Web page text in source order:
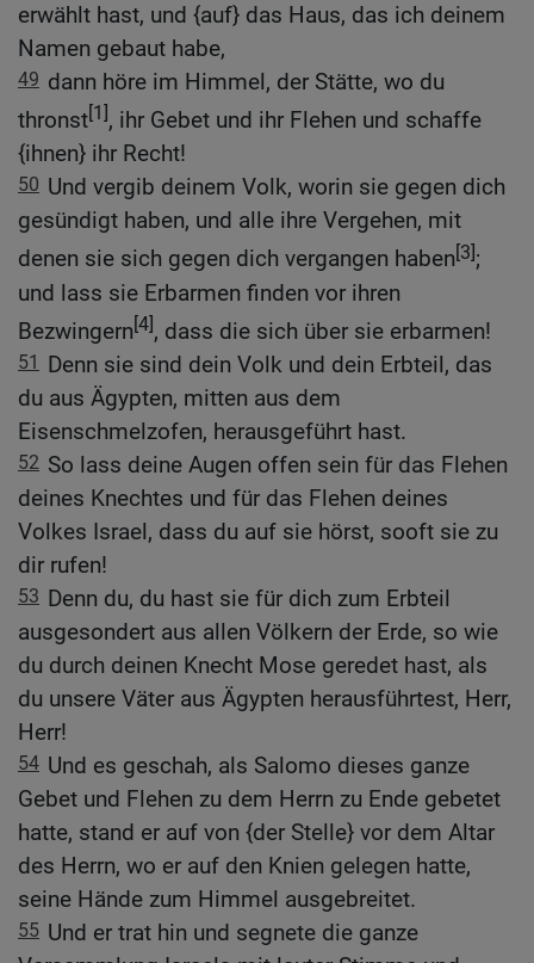
erwählt hast, und {auf} das Haus, das ich deinem
Namen gebaut habe,
49 dann höre im Himmel, der Stätte, wo du
thronst[1], ihr Gebet und ihr Flehen und schaffe
{ihnen} ihr Recht!
50 Und vergib deinem Volk, worin sie gegen dich
gesündigt haben, und alle ihre Vergehen, mit
denen sie sich gegen dich vergangen haben[3];
und lass sie Erbarmen finden vor ihren
Bezwingern[4], dass die sich über sie erbarmen!
51
Denn sie sind dein Volk und dein Erbteil, das
du aus Ägypten, mitten aus dem
Eisenschmelzofen, herausgeführt hast.
52 So lass deine Augen offen sein für das Flehen
deines Knechtes und für das Flehen deines
Volkes Israel, dass du auf sie hörst, sooft sie zu
dir rufen!
53 Denn du, du hast sie für dich zum Erbteil
ausgesondert aus allen Völkern der Erde, so wie
du durch deinen Knecht Mose geredet hast, als
du unsere Väter aus Ägypten herausführtest, Herr,
Herr!
54 Und es geschah, als Salomo dieses ganze
Gebet und Flehen zu dem Herrn zu Ende gebetet
hatte, stand er auf von {der Stelle} vor dem Altar
des Herrn, wo er auf den Knien gelegen hatte,
seine Hände zum Himmel ausgebreitet.
55 Und er trat hin und segnete die ganze